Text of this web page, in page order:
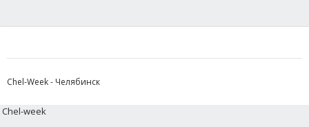
Chel-Week - Челябинск
Chel-week